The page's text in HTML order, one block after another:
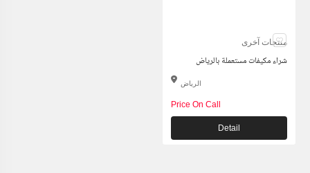
منتجات آخرى
شراء مكيفات مستعملة بالرياض
الرياض
Price On Call
Detail